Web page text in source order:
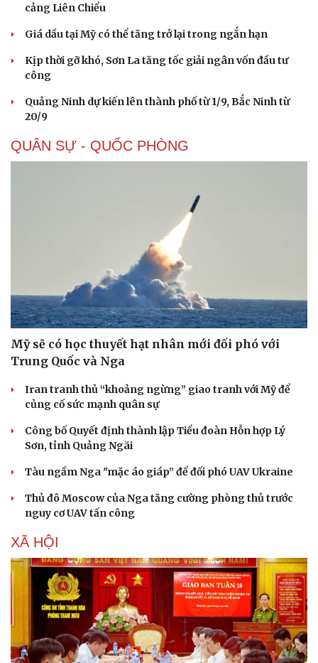
cảng Liên Chiểu
Giá dầu tại Mỹ có thể tăng trở lại trong ngắn hạn
Kịp thời gỡ khó, Sơn La tăng tốc giải ngân vốn đầu tư
công
Quảng Ninh dự kiến lên thành phố từ 1/9, Bắc Ninh từ
20/9
QUÂN SỰ - QUỐC PHÒNG
Mỹ sẽ có học thuyết hạt nhân mới đối phó với
Trung Quốc và Nga
Iran tranh thủ “khoảng ngừng” giao tranh với Mỹ để
củng cố sức mạnh quân sự
Công bố Quyết định thành lập Tiểu đoàn Hỗn hợp Lý
Sơn, tỉnh Quảng Ngãi
Tàu ngầm Nga "mặc áo giáp” để đối phó UAV Ukraine
Thủ đô Moscow của Nga tăng cường phòng thủ trước
nguy cơ UAV tấn công
XÃ HỘI